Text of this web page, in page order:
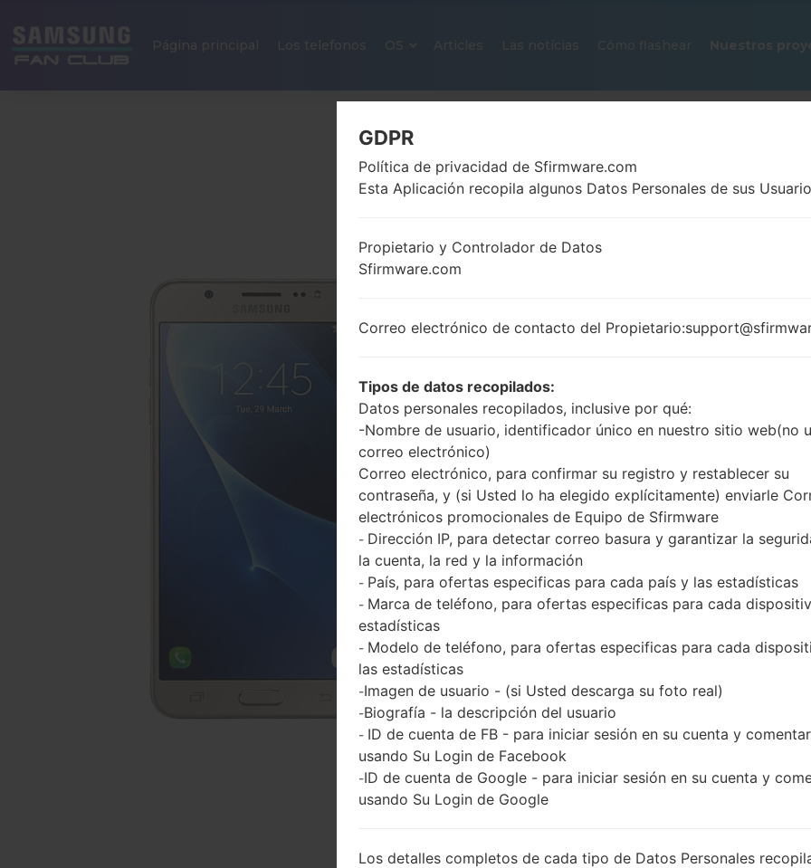
Las notícias Cómo flashear Nuestros
FIRMWARE OFICIAL #124208
SAMSUNGGALAXY J7 2016
J710MN_1_20200115100729_lz5gqlwy3f_fac.zip
Descargue la última actualización de firmware
verificar si el número de modelo de su teléfono
indicado % MODEL%. El código del firmware es
versión PDA J710MNUBS4CSL1 y la versión
J710MNUBS4CSL1. La versión del sistema
Tutorial completo sobre cómo actualizar el
NOMBRE DE
ARCHIVO
SM-J710MN_1_20200115100729_
lz5gqlwy3f_fac
EL TAMAÑO DEL
2.11 GiB
SISTEMA
OPERATIVO
Android Oreo 8.1.0
CSC VERSIÓN
REGIÓN
DESCRIPCIÓN Claro, Movistar, ALE EC
GDPR
Política de privacidad de Sfirmware.com
Esta Aplicación recopila algunos Datos Personales de sus
Propietario y Controlador de Datos
Sfirmware.com
Correo electrónico de contacto del
Tipos de datos recopilados:
Datos personales recopilados, inclusive por qué:
-Nombre de usuario, identificador único en nuestro sitio web(no
correo electrónico)
Correo electrónico, para confirmar su registro y restablecer su
contraseña, y (si Usted lo ha elegido explícitamente) enviarle
electrónicos promocionales de Equipo de Sfirmware
- Dirección IP, para detectar correo basura y garantizar la
la cuenta, la red y la información
- País, para ofertas especificas para cada país y las estadísticas
- Marca de teléfono, para ofertas especificas para cada
estadísticas
- Modelo de teléfono, para ofertas especificas para cada
las estadísticas
-Imagen de usuario - (si Usted descarga su foto real)
-Biografía - la descripción del usuario
- ID de cuenta de FB - para iniciar sesión en su cuenta y comentar
usando Su Login de Facebook
-ID de cuenta de Google - para iniciar sesión en su cuenta y
usando Su Login de Google
Los detalles completos de cada tipo de Datos Personales